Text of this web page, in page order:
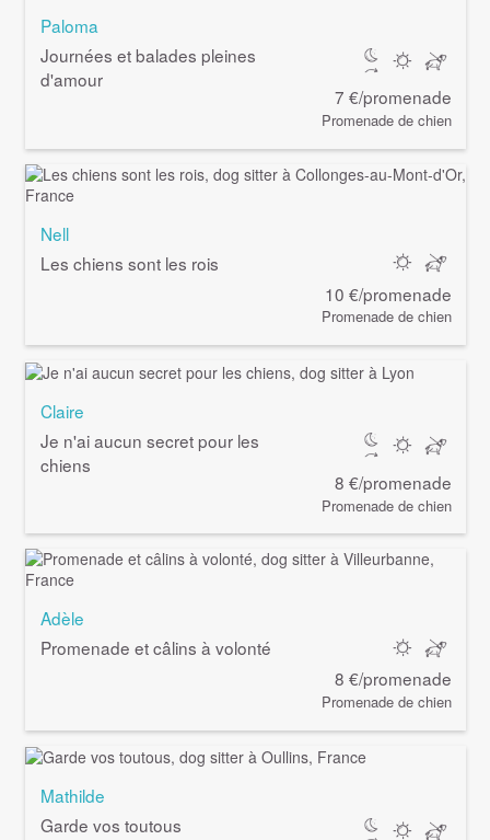
Paloma
Journées et balades pleines
d'amour
7 €/promenade
Promenade de chien
Nell
Les chiens sont les rois
10 €/promenade
Promenade de chien
Claire
Je n'ai aucun secret pour les
chiens
8 €/promenade
Promenade de chien
Adèle
Promenade et câlins à volonté
8 €/promenade
Promenade de chien
Mathilde
Garde vos toutous